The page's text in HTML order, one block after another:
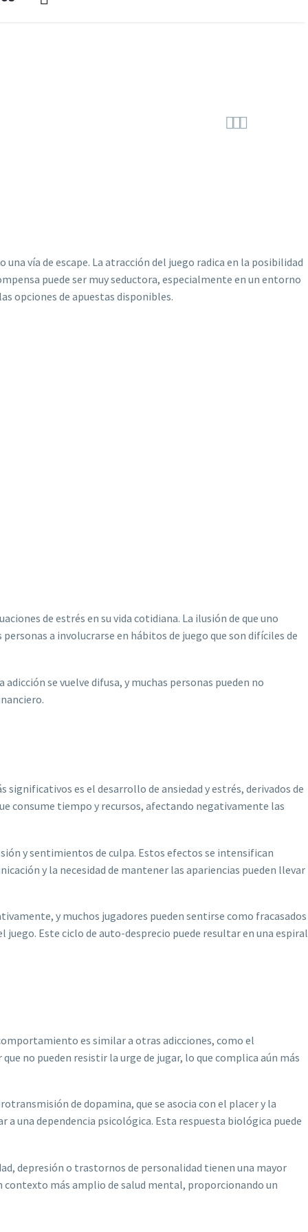

vía de escape. La atracción del juego radica en la posibilidad
puede ser muy seductora, especialmente en un entorno
opciones de apuestas disponibles.
de estrés en su vida cotidiana. La ilusión de que uno
a involucrarse en hábitos de juego que son difíciles de
se vuelve difusa, y muchas personas pueden no
es el desarrollo de ansiedad y estrés, derivados de
consume tiempo y recursos, afectando negativamente las
y sentimientos de culpa. Estos efectos se intensifican
y la necesidad de mantener las apariencias pueden llevar
y muchos jugadores pueden sentirse como fracasados
Este ciclo de auto-desprecio puede resultar en una espiral
es similar a otras adicciones, como el
no pueden resistir la urge de jugar, lo que complica aún más
de dopamina, que se asocia con el placer y la
una dependencia psicológica. Esta respuesta biológica puede
depresión o trastornos de personalidad tienen una mayor
contexto más amplio de salud mental, proporcionando un